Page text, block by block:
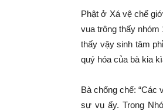
Phật ở Xá vệ chế
vua trông thấy
thấy vậy sinh tâm
quý hóa của bà kia
Bà chống chế: “Các
sự vụ ấy. Trong